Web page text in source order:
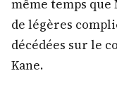
même temps que
de légères
décédées sur le
Kane.